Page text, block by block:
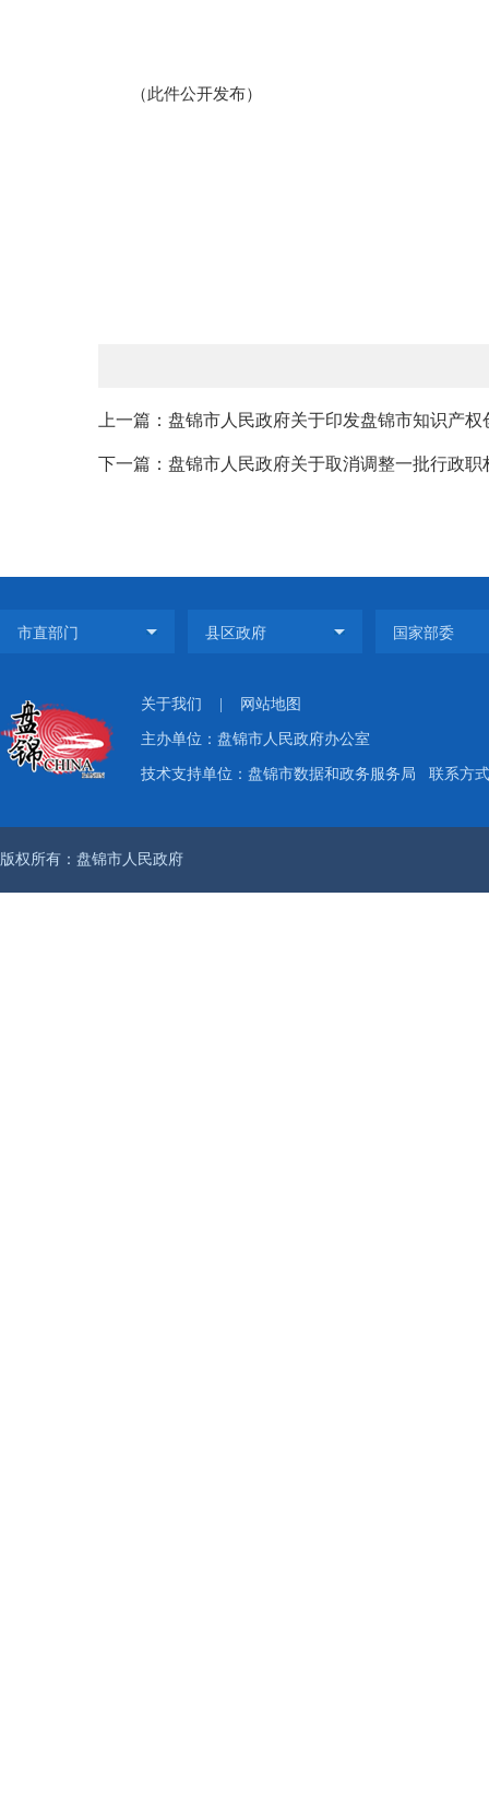
（此件公开发布）
上一篇：盘锦市人民政府关于印发盘锦市知识产
下一篇：盘锦市人民政府关于取消调整一批行政职
关于我们 网站地图
主办单位：盘锦市人民政府办公室
技术支持单位：盘锦市数据和政务服务局 联系方
版权所有：盘锦市人民政府